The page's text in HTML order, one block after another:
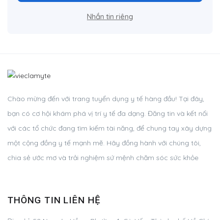
Nhắn tin riêng
Chào mừng đến với trang tuyển dụng y tế hàng đầu! Tại đây,
bạn có cơ hội khám phá vị trí y tế đa dạng. Đăng tin và kết nối
với các tổ chức đang tìm kiếm tài năng, để chung tay xây dựng
một cộng đồng y tế mạnh mẽ. Hãy đồng hành với chúng tôi,
chia sẻ ước mơ và trải nghiệm sứ mệnh chăm sóc sức khỏe
THÔNG TIN LIÊN HỆ